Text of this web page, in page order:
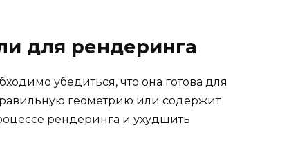
для рендеринга
убедиться, что она готова для
геометрию или содержит
рендеринга и ухудшить